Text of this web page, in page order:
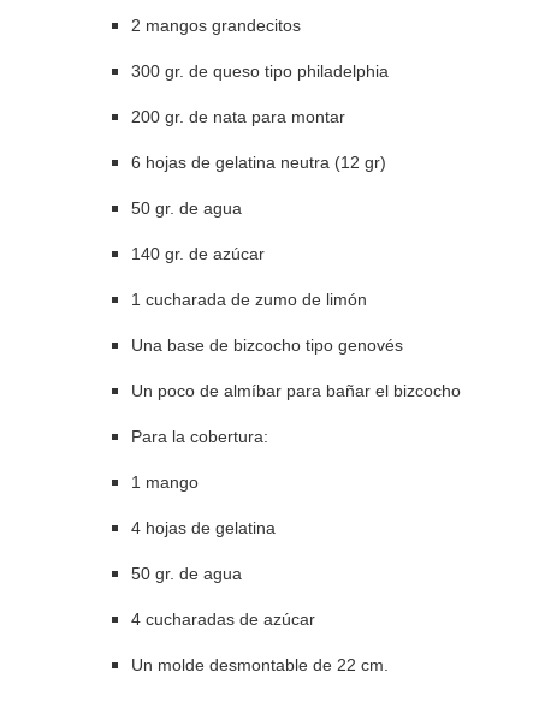
2 mangos grandecitos
300 gr. de queso tipo philadelphia
200 gr. de nata para montar
6 hojas de gelatina neutra (12 gr)
50 gr. de agua
140 gr. de azúcar
1 cucharada de zumo de limón
Una base de bizcocho tipo genovés
Un poco de almíbar para bañar el bizcocho
Para la cobertura:
1 mango
4 hojas de gelatina
50 gr. de agua
4 cucharadas de azúcar
Un molde desmontable de 22 cm.